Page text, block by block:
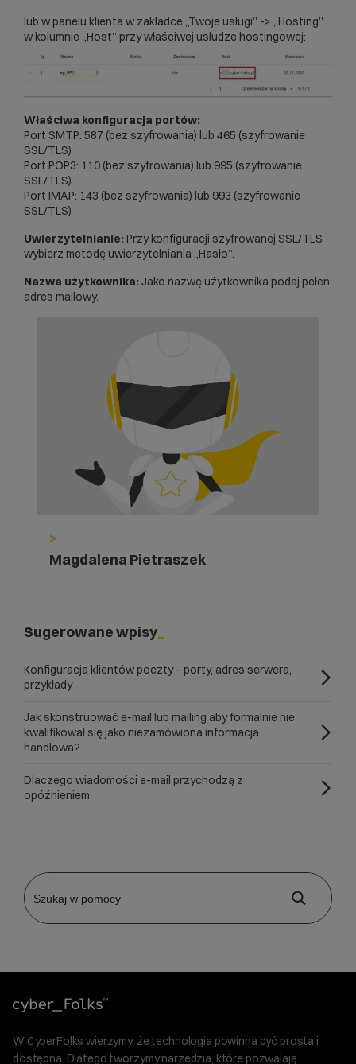
lub w panelu klienta w zakładce „Twoje usługi” -> „Hosting”
w kolumnie „Host” przy właściwej usłudze hostingowej:
Właściwa konfiguracja portów:
Port SMTP: 587 (bez szyfrowania) lub 465 (szyfrowanie
SSL/TLS)
Port POP3: 110 (bez szyfrowania) lub 995 (szyfrowanie
SSL/TLS)
Port IMAP: 143 (bez szyfrowania) lub 993 (szyfrowanie
SSL/TLS)
Uwierzytelnianie: Przy konfiguracji szyfrowanej SSL/TLS
wybierz metodę uwierzytelniania „Hasło”.
Nazwa użytkownika: Jako nazwę użytkownika podaj pełen
adres mailowy.
>
Magdalena Pietraszek
Sugerowane wpisy
Konfiguracja klientów poczty – porty, adres serwera,
przykłady
Jak skonstruować e-mail lub mailing aby formalnie nie
kwalifikował się jako niezamówiona informacja
handlowa?
Dlaczego wiadomości e-mail przychodzą z
opóźnieniem
W CyberFolks wierzymy, że technologia powinna być prosta i
dostępna. Dlatego tworzymy narzędzia, które pozwalają